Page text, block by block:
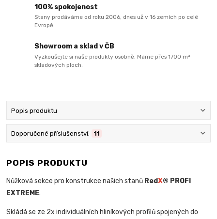
100% spokojenost
Stany prodáváme od roku 2006, dnes už v 16 zemích po celé
Evropě.
Showroom a sklad v ČB
Vyzkoušejte si naše produkty osobně. Máme přes 1700 m²
skladových ploch.
Popis produktu
Doporučené příslušenství: 11
POPIS PRODUKTU
Nůžková sekce pro konstrukce našich stanů RedX® PROFI
EXTREME.
Skládá se ze 2x individuálních hliníkových profilů spojených do